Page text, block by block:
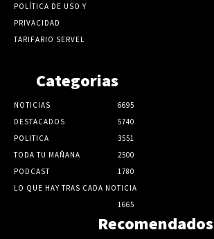
POLÍTICA DE USO Y
PRIVACIDAD
TARIFARIO SERVEL
Categorias
NOTICIAS
6695
DESTACADOS
5740
POLITICA
3551
TODA TU MAÑANA
2500
PODCAST
1780
LO QUE HAY TRAS CADA NOTICIA
1665
Recomendados